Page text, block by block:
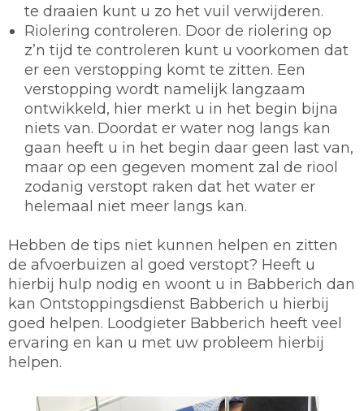
te draaien kunt u zo het vuil verwijderen.
Riolering controleren. Door de riolering op
z’n tijd te controleren kunt u voorkomen dat
er een verstopping komt te zitten. Een
verstopping wordt namelijk langzaam
ontwikkeld, hier merkt u in het begin bijna
niets van. Doordat er water nog langs kan
gaan heeft u in het begin daar geen last van,
maar op een gegeven moment zal de riool
zodanig verstopt raken dat het water er
helemaal niet meer langs kan.
Hebben de tips niet kunnen helpen en zitten
de afvoerbuizen al goed verstopt? Heeft u
hierbij hulp nodig en woont u in Babberich dan
kan Ontstoppingsdienst Babberich u hierbij
goed helpen. Loodgieter Babberich heeft veel
ervaring en kan u met uw probleem hierbij
helpen.